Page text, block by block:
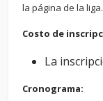
la página de la liga.
Costo de
La
Cronograma: